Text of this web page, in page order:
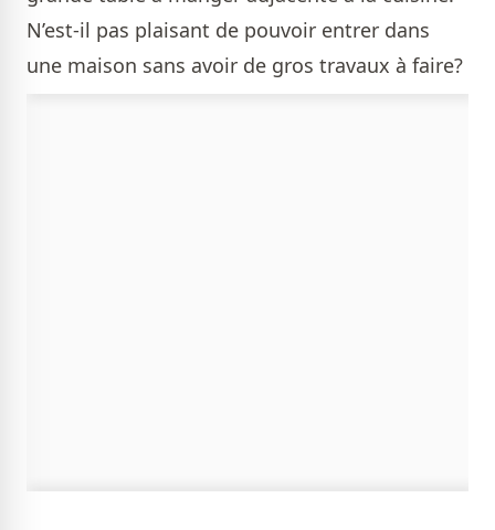
N’est-il pas plaisant de pouvoir entrer dans
une maison sans avoir de gros travaux à faire?